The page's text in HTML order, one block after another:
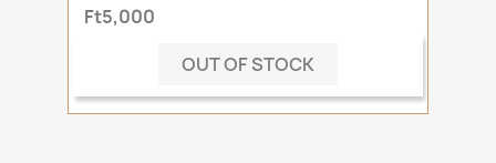
Ft5,000
OUT OF STOCK